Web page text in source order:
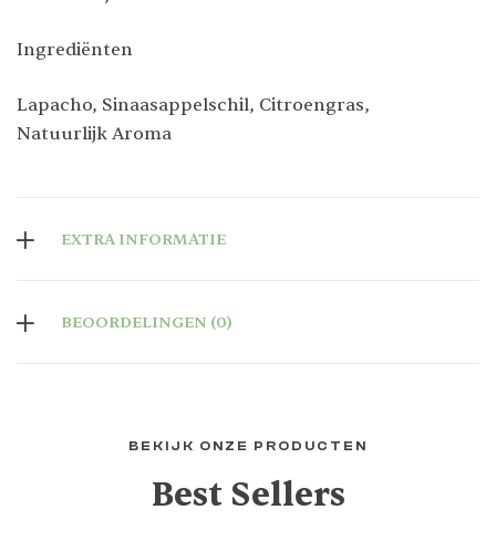
Ingrediënten
Lapacho, Sinaasappelschil, Citroengras,
Natuurlijk Aroma
EXTRA INFORMATIE
BEOORDELINGEN (0)
BEKIJK ONZE PRODUCTEN
Best Sellers